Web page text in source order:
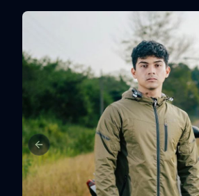
Previous slide